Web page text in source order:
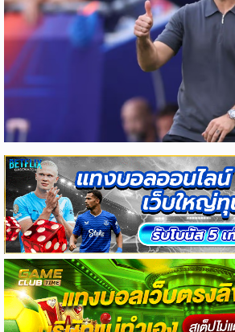
ข่าว
ฟุตบอล
ต่าง
ประเทศ
NBA
ข่าว
NFL
คอ
ลัม
นิ
สต์
วิเคราะห์